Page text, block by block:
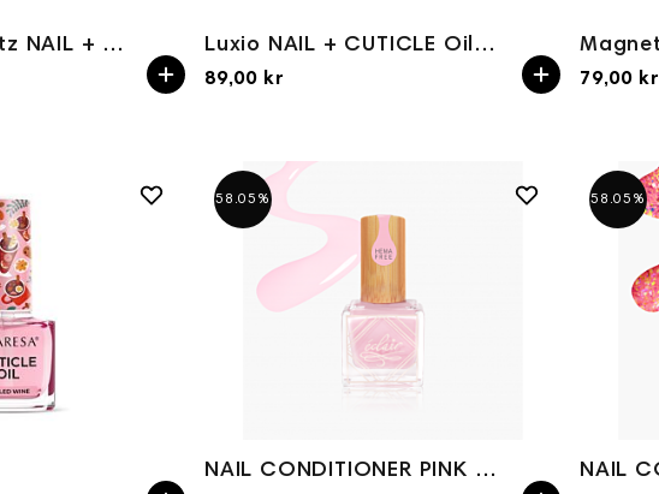
LUXIO by Akzentz NAIL + CUTICLE OIL Tube 7.5ml Luxio NAIL + CUTICLE Oil 15ml
89,00 kr 79,00 kr
58.05%
NAIL CONDITIONER PINK INTENSE 10ml
58.05%